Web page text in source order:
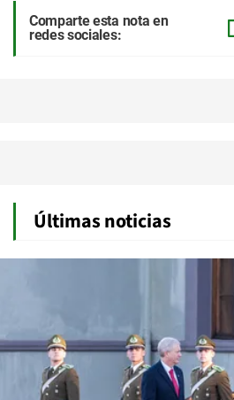
Comparte esta nota en
redes sociales:
Últimas noticias